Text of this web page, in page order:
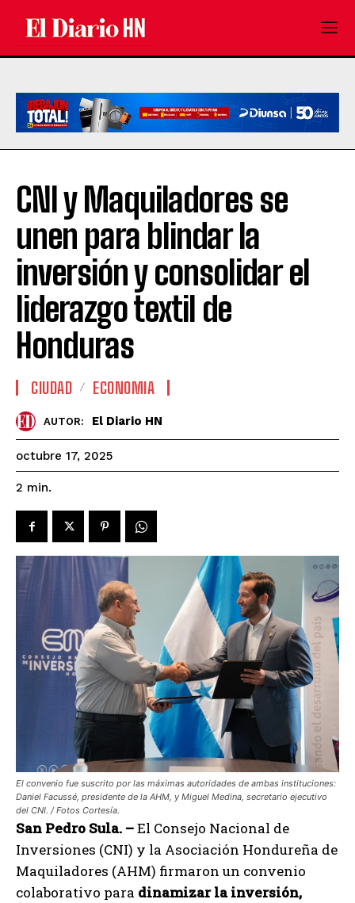
CNI y Maquiladores se
unen para blindar la
inversión y consolidar el
liderazgo textil de
Honduras
CIUDAD ECONOMIA
AUTOR: El Diario HN
octubre 17, 2025
2 min.
El convenio fue suscrito por las máximas autoridades de ambas instituciones:
Daniel Facussé, presidente de la AHM, y Miguel Medina, secretario ejecutivo
del CNI. / Fotos Cortesía.
San Pedro Sula. –El Consejo Nacional de
Inversiones (CNI) y la Asociación Hondureña de
Maquiladores (AHM) firmaron un convenio
colaborativo para dinamizar la inversión,